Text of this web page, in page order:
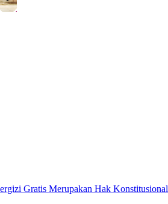
Gratis Merupakan Hak Konstitusional